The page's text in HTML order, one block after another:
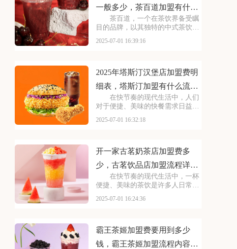
一般多少，茶百道加盟有什么
条件吗
茶百道，一个在茶饮界备受瞩
目的品牌，以其独特的中式茶饮风
消费者。走进茶百道的店铺，那古
文化。每一款茶饮都选
2025-07-01 16:39:16
2025年塔斯汀汉堡店加盟费明
细表，塔斯汀加盟有什么流程
及条件呢
在快节奏的现代生活中，人们
对于便捷、美味的快餐需求日益增
力和卓越的产品品质，成为了众多
的牛肉汉堡，又有创新
2025-07-01 16:32:18
开一家古茗奶茶店加盟费多
少，古茗饮品店加盟流程详细
在快节奏的现代生活中，一杯
便捷、美味的茶饮是许多人日常的
品质的产品，成为了众多消费者心
人瞬间放松身心。那么
2025-07-01 16:24:36
霸王茶姬加盟费要用到多少
钱，霸王茶姬加盟流程内容概